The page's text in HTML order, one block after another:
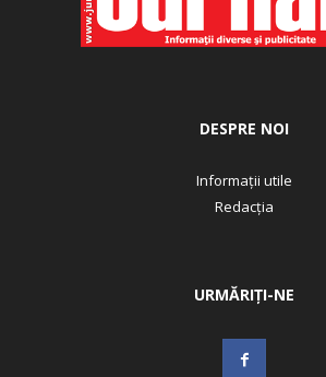
DESPRE NOI
Informații utile
Redacția
URMĂRIȚI-NE